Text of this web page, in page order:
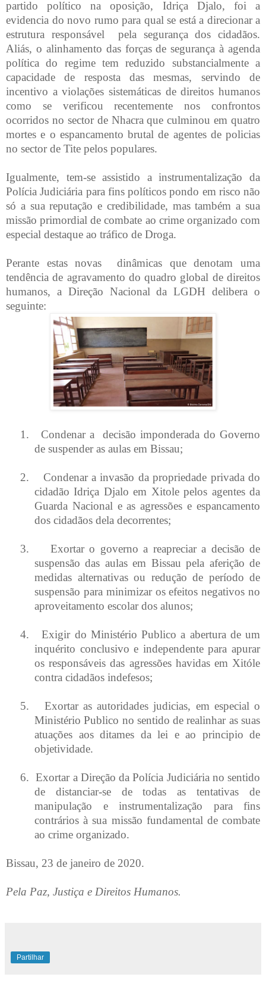
partido político na oposição, Idriça Djalo, foi a
evidencia do novo rumo para qual se está a direcionar a
estrutura responsável pela segurança dos cidadãos.
Aliás, o alinhamento das forças de segurança à agenda
política do regime tem reduzido substancialmente a
capacidade de resposta das mesmas, servindo de
incentivo a violações sistemáticas de direitos humanos
como se verificou recentemente nos confrontos
ocorridos no sector de Nhacra que culminou em quatro
mortes e o espancamento brutal de agentes de policias
no sector de Tite pelos populares.
Igualmente, tem-se assistido a instrumentalização da
Polícia Judiciária para fins políticos pondo em risco não
só a sua reputação e credibilidade, mas também a sua
missão primordial de combate ao crime organizado com
especial destaque ao tráfico de Droga.
Perante estas novas dinâmicas que denotam uma
tendência de agravamento do quadro global de direitos
humanos, a Direção Nacional da LGDH delibera o
seguinte:
1.
Condenar a decisão imponderada do Governo
de suspender as aulas em Bissau;
2.
Condenar a invasão da propriedade privada do
cidadão Idriça Djalo em Xitole pelos agentes da
Guarda Nacional e as agressões e espancamento
dos cidadãos dela decorrentes;
3.
Exortar o governo a reapreciar a decisão de
suspensão das aulas em Bissau pela aferição de
medidas alternativas ou redução de período de
suspensão para minimizar os efeitos negativos no
aproveitamento escolar dos alunos;
4.
Exigir do Ministério Publico a abertura de um
inquérito conclusivo e independente para apurar
os responsáveis das agressões havidas em Xitóle
contra cidadãos indefesos;
5.
Exortar as autoridades judicias, em especial o
Ministério Publico no sentido de realinhar as suas
atuações aos ditames da lei e ao principio de
objetividade.
6. Exortar a Direção da Polícia Judiciária no sentido
de distanciar-se de todas as tentativas de
manipulação e instrumentalização para fins
contrários à sua missão fundamental de combate
ao crime organizado.
Bissau, 23 de janeiro de 2020.
Pela Paz, Justiça e Direitos Humanos.
Partilhar